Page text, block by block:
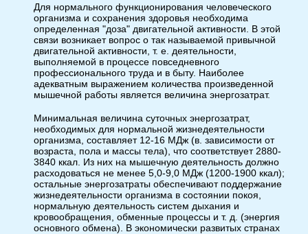
Для нормального функционирования человеческого
организма и сохранения здоровья необходима
определенная "доза" двигательной активности. В этой
связи возникает вопрос о так называемой привычной
двигательной активности, т. е. деятельности,
выполняемой в процессе повседневного
профессионального труда и в быту. Наиболее
адекватным выражением количества произведенной
мышечной работы является величина энергозатрат.
Минимальная величина суточных энергозатрат,
необходимых для нормальной жизнедеятельности
организма, составляет 12-16 МДж (в. зависимости от
возраста, пола и массы тела), что соответствует 2880-
3840 ккал. Из них на мышечную деятельность должно
расходоваться не менее 5,0-9,0 МДж (1200-1900 ккал);
остальные энергозатраты обеспечивают поддержание
жизнедеятельности организма в состоянии покоя,
нормальную деятельность систем дыхания и
кровообращения, обменные процессы и т. д. (энергия
основного обмена). В экономически развитых странах